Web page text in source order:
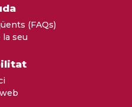
(FAQs)
la seu